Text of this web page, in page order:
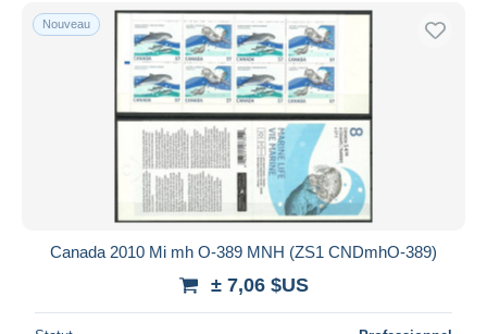
Nouveau
Canada 2010 Mi mh O-389 MNH (ZS1 CNDmhO-389)
± 7,06 $US